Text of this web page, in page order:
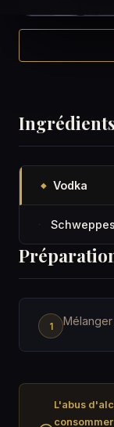
◆ Vodka
·
L'abus